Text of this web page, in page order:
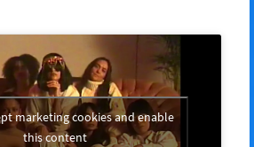
marketing cookies and enable
this content